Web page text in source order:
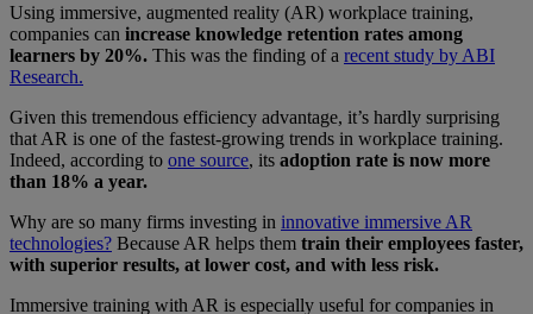
Using immersive, augmented reality (AR) workplace training,
companies can increase knowledge retention rates among
learners by 20%. This was the finding of a recent study by ABI
Research.
Given this tremendous efficiency advantage, it’s hardly surprising
that AR is one of the fastest-growing trends in workplace training.
Indeed, according to one source, its adoption rate is now more
than 18% a year.
Why are so many firms investing in innovative immersive AR
technologies? Because AR helps them train their employees faster,
with superior results, at lower cost, and with less risk.
Immersive training with AR is especially useful for companies in